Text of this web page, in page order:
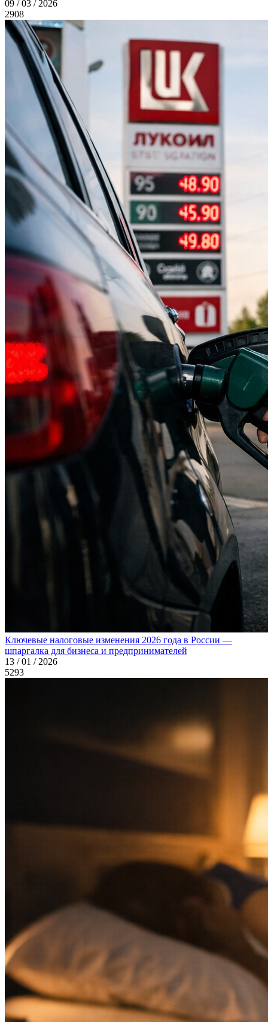
09 / 03 / 2026
2908
Ключевые налоговые изменения 2026 года в России —
шпаргалка для бизнеса и предпринимателей
13 / 01 / 2026
5293